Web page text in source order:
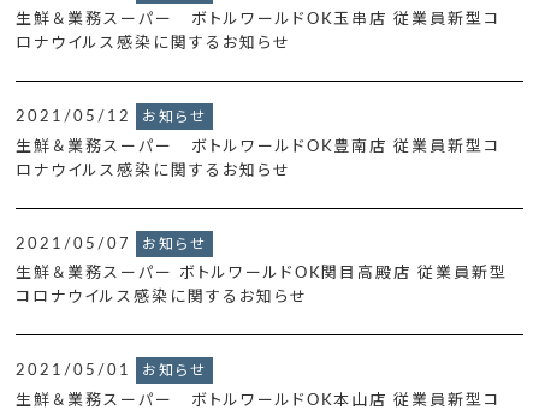
生鮮＆業務スーパー ボトルワールドOK玉串店 従業員新型コ
ロナウイルス感染に関するお知らせ
2021/05/12 お知らせ
生鮮＆業務スーパー ボトルワールドOK豊南店 従業員新型コ
ロナウイルス感染に関するお知らせ
2021/05/07 お知らせ
生鮮＆業務スーパー ボトルワールドOK関目高殿店 従業員新型
コロナウイルス感染に関するお知らせ
2021/05/01 お知らせ
生鮮＆業務スーパー ボトルワールドOK本山店 従業員新型コ